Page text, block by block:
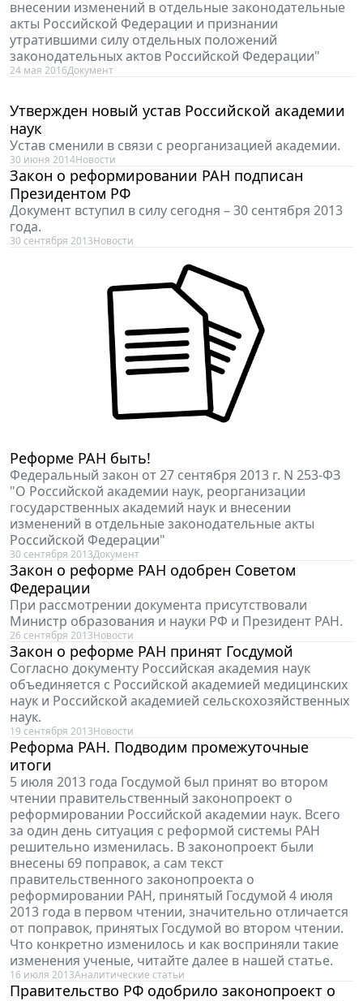
внесении изменений в отдельные законодательные
акты Российской Федерации и признании
утратившими силу отдельных положений
законодательных актов Российской Федерации"
24 мая 2016Документ
Утвержден новый устав Российской академии
наук
Устав сменили в связи с реорганизацией академии.
30 июня 2014Новости
Закон о реформировании РАН подписан
Президентом РФ
Документ вступил в силу сегодня – 30 сентября 2013
года.
30 сентября 2013Новости
Реформе РАН быть!
Федеральный закон от 27 сентября 2013 г. N 253-ФЗ
"О Российской академии наук, реорганизации
государственных академий наук и внесении
изменений в отдельные законодательные акты
Российской Федерации"
30 сентября 2013Документ
Закон о реформе РАН одобрен Советом
Федерации
При рассмотрении документа присутствовали
Министр образования и науки РФ и Президент РАН.
26 сентября 2013Новости
Закон о реформе РАН принят Госдумой
Согласно документу Российская академия наук
объединяется с Российской академией медицинских
наук и Российской академией сельскохозяйственных
наук.
19 сентября 2013Новости
Реформа РАН. Подводим промежуточные
итоги
5 июля 2013 года Госдумой был принят во втором
чтении правительственный законопроект о
реформировании Российской академии наук. Всего
за один день ситуация с реформой системы РАН
решительно изменилась. В законопроект были
внесены 69 поправок, а сам текст
правительственного законопроекта о
реформировании РАН, принятый Госдумой 4 июля
2013 года в первом чтении, значительно отличается
от поправок, принятых Госдумой во втором чтении.
Что конкретно изменилось и как восприняли такие
изменения ученые, читайте далее в нашей статье.
16 июля 2013Аналитические статьи
Правительство РФ одобрило законопроект о